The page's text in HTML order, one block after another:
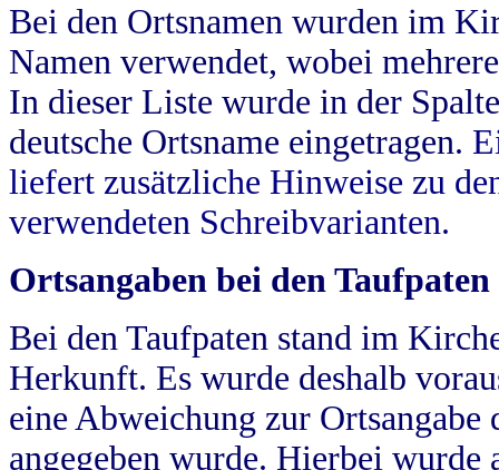
Bei den Ortsnamen wurden im
Namen verwendet, wobei
In dieser Liste wurde in der
deutsche Ortsname eingetragen.
liefert zusätzliche Hinweise zu
verwendeten Schreibvarianten.
Ortsangaben bei den Taufpaten
Bei den Taufpaten stand im
Herkunft. Es wurde deshalb
eine Abweichung zur
angegeben wurde. Hierbei wurde